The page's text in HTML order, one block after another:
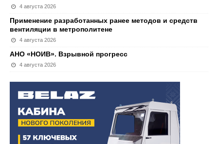
4 августа 2026
Применение разработанных ранее методов и средств
вентиляции в метрополитене
4 августа 2026
АНО «НОИВ». Взрывной прогресс
4 августа 2026